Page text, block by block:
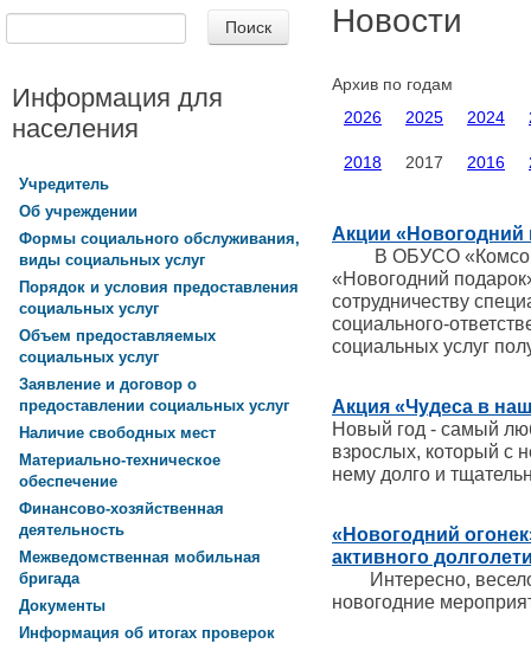
Новости
Архив по годам
2026
2025 2024
2018 2017 2016
Акции «Новогодний
В ОБУСО
«Новогодний
сотрудничеству
социального-
социальных услуг
Акция «Чудеса в
Новый год - самый
взрослых, который с
нему долго и
«Новогодний
активного
Интересно, весело
новогодние
Информация для
населения
Учредитель
Об учреждении
Формы социального обслуживания,
виды социальных услуг
Порядок и условия предоставления
социальных услуг
Объем предоставляемых
социальных услуг
Заявление и договор о
предоставлении социальных услуг
Наличие свободных мест
Материально-техническое
обеспечение
Финансово-хозяйственная
деятельность
Межведомственная мобильная
бригада
Документы
Информация об итогах проверок